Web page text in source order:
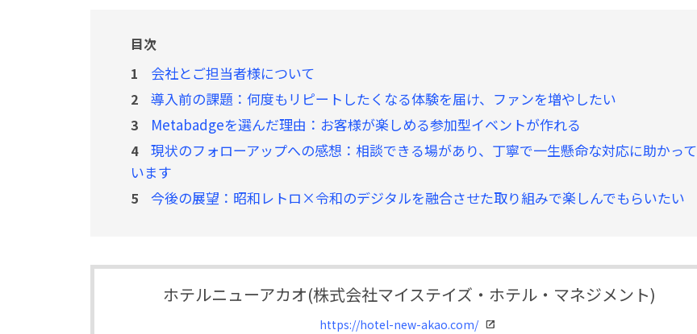
目次
1
会社とご担当者様について
2 導入前の課題：何度もリピートしたくなる体験を届け、ファンを増やしたい
3 Metabadgeを選んだ理由：お客様が楽しめる参加型イベントが作れる
4
現状のフォローアップへの感想：相談できる場があり、丁寧で一生懸命な対応に助かって
います
5 今後の展望：昭和レトロ×令和のデジタルを融合させた取り組みで楽しんでもらいたい
ホテルニューアカオ(株式会社マイステイズ・ホテル・マネジメント)
https://hotel-new-akao.com/